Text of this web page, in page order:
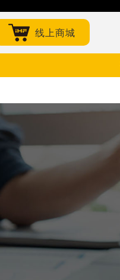
线上商城